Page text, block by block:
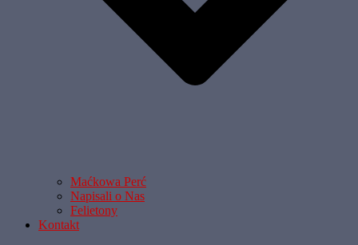
Maćkowa Perć
Napisali o Nas
Felietony
Kontakt